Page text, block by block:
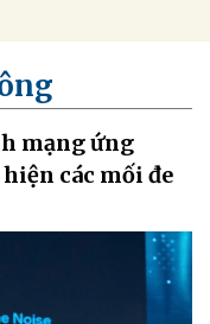
mạng ứng
các mối đe